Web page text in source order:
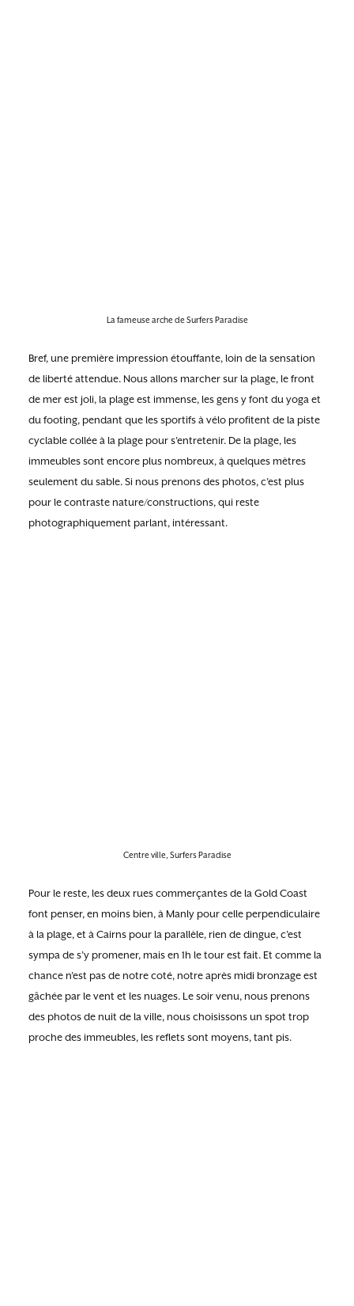
La fameuse arche de Surfers Paradise
Bref, une première impression étouffante, loin de la sensation
de liberté attendue. Nous allons marcher sur la plage, le front
de mer est joli, la plage est immense, les gens y font du yoga et
du footing, pendant que les sportifs à vélo profitent de la piste
cyclable collée à la plage pour s’entretenir. De la plage, les
immeubles sont encore plus nombreux, à quelques mètres
seulement du sable. Si nous prenons des photos, c’est plus
pour le contraste nature/constructions, qui reste
photographiquement parlant, intéressant.
Centre ville, Surfers Paradise
Pour le reste, les deux rues commerçantes de la Gold Coast
font penser, en moins bien, à Manly pour celle perpendiculaire
à la plage, et à Cairns pour la parallèle, rien de dingue, c’est
sympa de s’y promener, mais en 1h le tour est fait. Et comme la
chance n’est pas de notre coté, notre après midi bronzage est
gâchée par le vent et les nuages. Le soir venu, nous prenons
des photos de nuit de la ville, nous choisissons un spot trop
proche des immeubles, les reflets sont moyens, tant pis.